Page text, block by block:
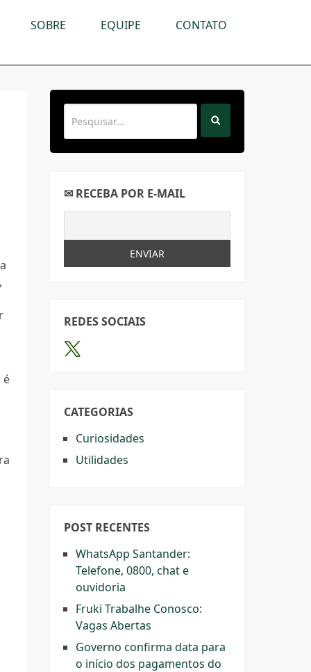
SOBRE EQUIPE CONTATO
é
✉ RECEBA POR E-MAIL
REDES SOCIAIS
CATEGORIAS
Curiosidades
Utilidades
POST RECENTES
WhatsApp Santander:
Telefone, 0800, chat e
ouvidoria
Fruki Trabalhe Conosco:
Vagas Abertas
Governo confirma data para
o início dos pagamentos do